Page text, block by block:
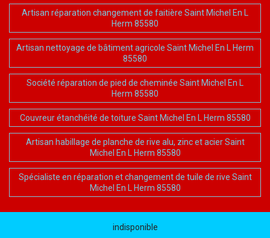
Artisan réparation changement de faitière Saint Michel En L
Herm 85580
Artisan nettoyage de bâtiment agricole Saint Michel En L Herm
85580
Société réparation de pied de cheminée Saint Michel En L
Herm 85580
Couvreur étanchéité de toiture Saint Michel En L Herm 85580
Artisan habillage de planche de rive alu, zinc et acier Saint
Michel En L Herm 85580
Spécialiste en réparation et changement de tuile de rive Saint
Michel En L Herm 85580
indisponible